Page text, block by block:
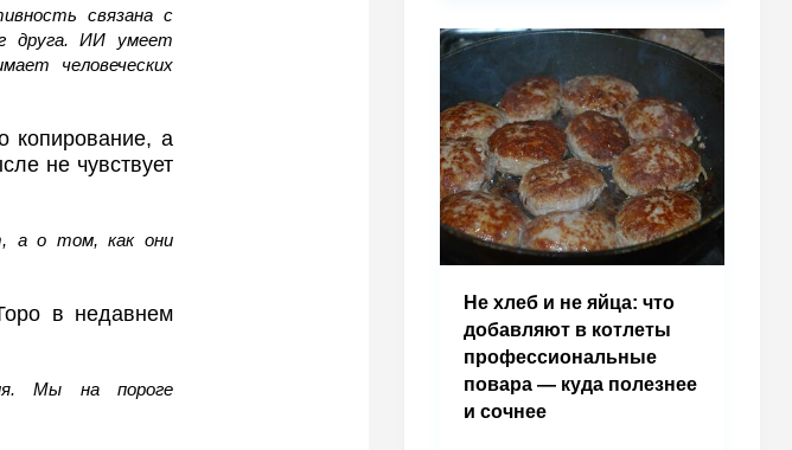
связана с
друга. ИИ умеет
человеческих
копирование, а
не чувствует
а о том, как они
в недавнем
Мы на пороге
Не хлеб и не яйца: что
добавляют в котлеты
профессиональные
повара — куда полезнее
и сочнее